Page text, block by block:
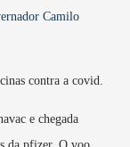
Camilo
contra a covid.
e chegada